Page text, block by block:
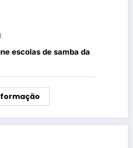
escolas de samba da